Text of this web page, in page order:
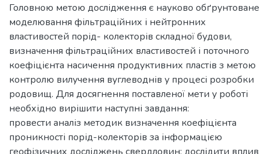
Головною метою дослідження є науково обґрунтоване
моделювання фільтраційних і нейтронних
властивостей порід- колекторів складної будови,
визначення фільтраційних властивостей і поточного
коефіцієнта насичення продуктивних пластів з метою
контролю вилучення вуглеводнів у процесі розробки
родовищ. Для досягнення поставленої мети у роботі
необхідно вирішити наступні завдання:
провести аналіз методик визначення коефіцієнта
проникності порід-колекторів за інформацією